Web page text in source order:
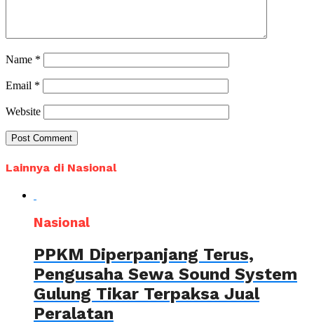
Name *
Email *
Website
Lainnya di Nasional
Nasional
PPKM Diperpanjang Terus,
Pengusaha Sewa Sound System
Gulung Tikar Terpaksa Jual
Peralatan